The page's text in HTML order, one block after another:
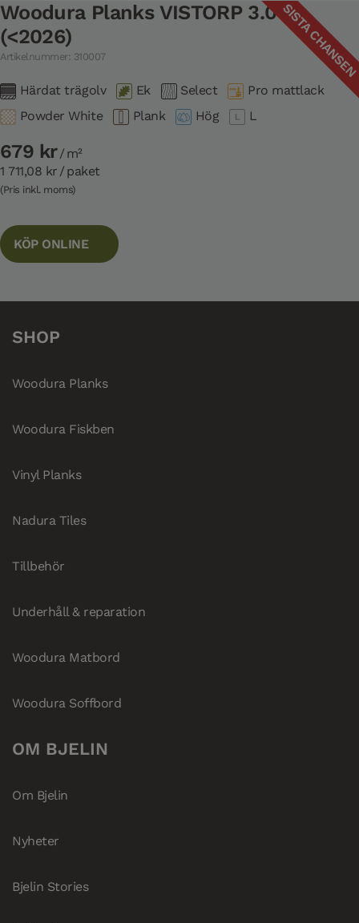
SISTA CHANSEN
Woodura Planks VISTORP 3.0 L
(<2026)
Artikelnummer: 310007
Härdat trägolv Ek Select
Pro mattlack
Powder White
Plank Hög L
679 kr/ m²
1 711,08 kr / paket
(Pris inkl. moms)
KÖP ONLINE
SHOP
Woodura Planks
Woodura Fiskben
Vinyl Planks
Nadura Tiles
Tillbehör
Underhåll & reparation
Woodura Matbord
Woodura Soffbord
OM BJELIN
Om Bjelin
Nyheter
Bjelin Stories